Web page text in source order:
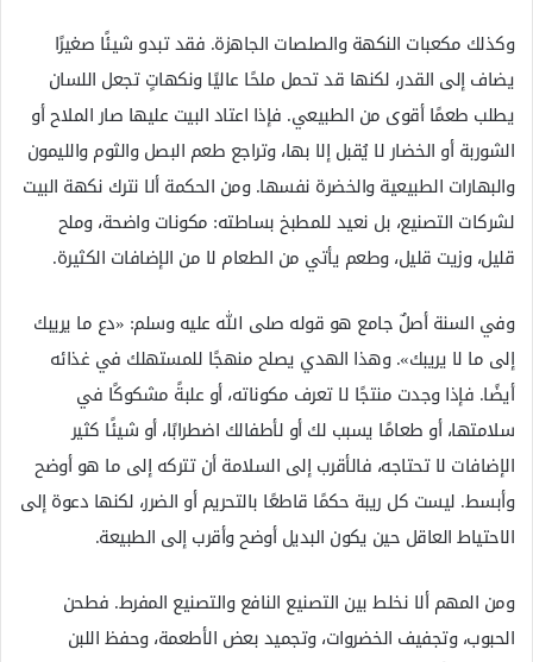
وكذلك مكعبات النكهة والصلصات الجاهزة. فقد تبدو شيئًا صغيرًا
يضاف إلى القدر، لكنها قد تحمل ملحًا عاليًا ونكهاتٍ تجعل اللسان
يطلب طعمًا أقوى من الطبيعي. فإذا اعتاد البيت عليها صار الملاح أو
الشوربة أو الخضار لا يُقبل إلا بها، وتراجع طعم البصل والثوم والليمون
والبهارات الطبيعية والخضرة نفسها. ومن الحكمة ألا نترك نكهة البيت
لشركات التصنيع، بل نعيد للمطبخ بساطته: مكونات واضحة، وملح
قليل، وزيت قليل، وطعم يأتي من الطعام لا من الإضافات الكثيرة.
وفي السنة أصلٌ جامع هو قوله صلى الله عليه وسلم: «دع ما يريبك
إلى ما لا يريبك». وهذا الهدي يصلح منهجًا للمستهلك في غذائه
أيضًا. فإذا وجدت منتجًا لا تعرف مكوناته، أو علبةً مشكوكًا في
سلامتها، أو طعامًا يسبب لك أو لأطفالك اضطرابًا، أو شيئًا كثير
الإضافات لا تحتاجه، فالأقرب إلى السلامة أن تتركه إلى ما هو أوضح
وأبسط. ليست كل ريبة حكمًا قاطعًا بالتحريم أو الضرر، لكنها دعوة إلى
الاحتياط العاقل حين يكون البديل أوضح وأقرب إلى الطبيعة.
ومن المهم ألا نخلط بين التصنيع النافع والتصنيع المفرط. فطحن
الحبوب، وتجفيف الخضروات، وتجميد بعض الأطعمة، وحفظ اللبن